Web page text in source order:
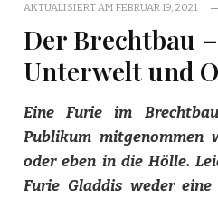
AKTUALISIERT AMFEBRUAR 19, 2021
Der Brechtbau
Unterwelt und
Eine Furie im
Publikum mitgenommen
oder eben in die Hölle.
Furie Gladdis weder eine